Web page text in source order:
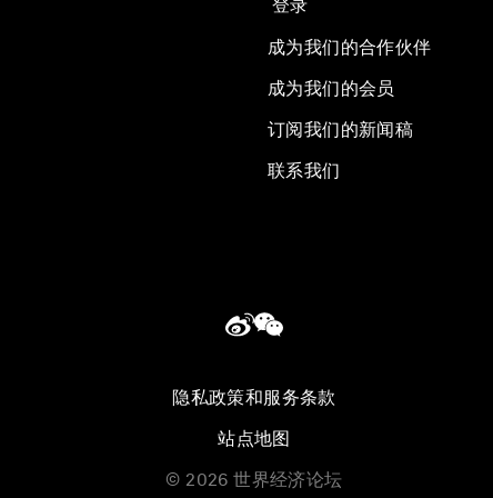
登录
成为我们的合作伙伴
成为我们的会员
订阅我们的新闻稿
联系我们
隐私政策和服务条款
站点地图
© 2026 世界经济论坛